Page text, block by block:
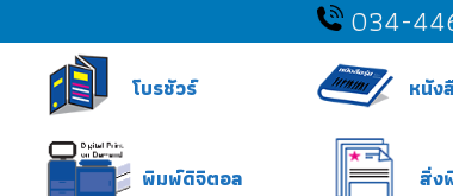
034-
โบรชัวร์ หนัง
พิมพ์ดิจิตอล สิ่ง